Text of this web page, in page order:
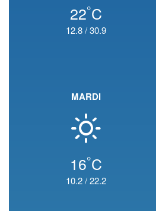
22°C
12.8/30.9
MARDI
16°C
10.2/22.2